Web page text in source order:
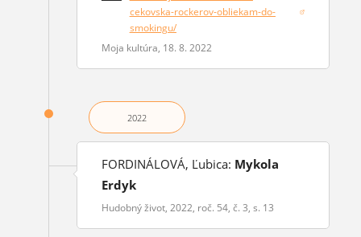
cekovska-rockerov-obliekam-do-
smokingu/
(otvorí sa v novom okne)
Moja kultúra, 18. 8. 2022
2022
FORDINÁLOVÁ, Ľubica: Mykola
Erdyk
Hudobný život, 2022, roč. 54, č. 3, s. 13